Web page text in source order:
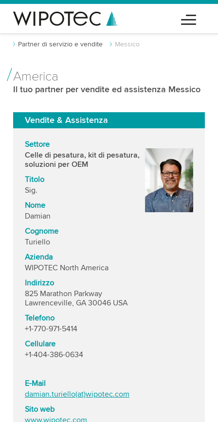
Partner di servizio e vendite Messico
America
Il tuo partner per vendite ed assistenza Messico
Vendite & Assistenza
Settore
Celle di pesatura, kit di pesatura,
soluzioni per OEM
Titolo
Sig.
Nome
Damian
Cognome
Turiello
Azienda
WIPOTEC North America
Indirizzo
825 Marathon Parkway
Lawrenceville, GA 30046 USA
Telefono
+1-770-971-5414
Cellulare
+1-404-386-0634
E-Mail
damian.turiello(at)wipotec.com
Sito web
www.wipotec.com